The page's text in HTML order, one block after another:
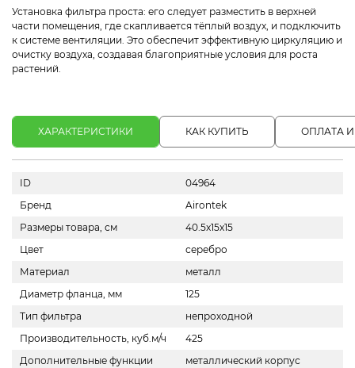
Установка фильтра проста: его следует разместить в верхней
части помещения, где скапливается тёплый воздух, и подключить
к системе вентиляции. Это обеспечит эффективную циркуляцию и
очистку воздуха, создавая благоприятные условия для роста
растений.
ХАРАКТЕРИСТИКИ КАК КУПИТЬ ОПЛАТА
ID
04964
Бренд
Airontek
Размеры товара, см
40.5x15x15
Цвет
серебро
Материал
металл
Диаметр фланца, мм
125
Тип фильтра
непроходной
Производительность, куб.м/ч
425
Дополнительные функции
металлический корпус